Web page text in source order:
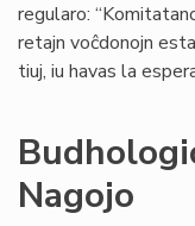
regularo:
retajn voĉdonojn
tiuj, iu havas la
Nagojo